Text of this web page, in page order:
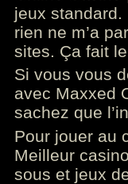
jeux standard.
rien ne m’a
sites. Ça fait
Si vous vous
avec Maxxed
sachez que
Pour jouer au
Meilleur
sous et jeux